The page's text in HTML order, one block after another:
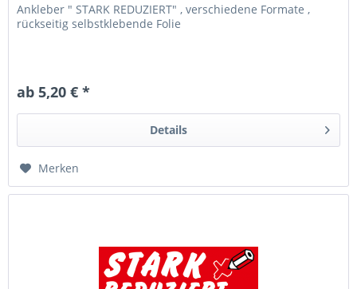
Ankleber " STARK REDUZIERT" , verschiedene Formate ,
rückseitig selbstklebende Folie
ab 5,20 € *
Details
Merken